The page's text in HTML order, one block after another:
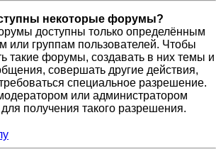
некоторые форумы?
доступны только определённым
или группам пользователей. Чтобы
такие форумы, создавать в них темы и
совершать другие действия,
специальное разрешение.
или администратором
получения такого разрешения.